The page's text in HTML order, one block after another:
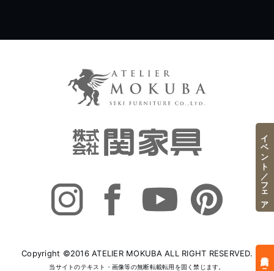
Copyright ©2016 ATELIER MOKUBA ALL RIGHT RESERVED.
当サイトのテキスト・画像等の無断転載転用を固く禁じます。
イベント／フェア